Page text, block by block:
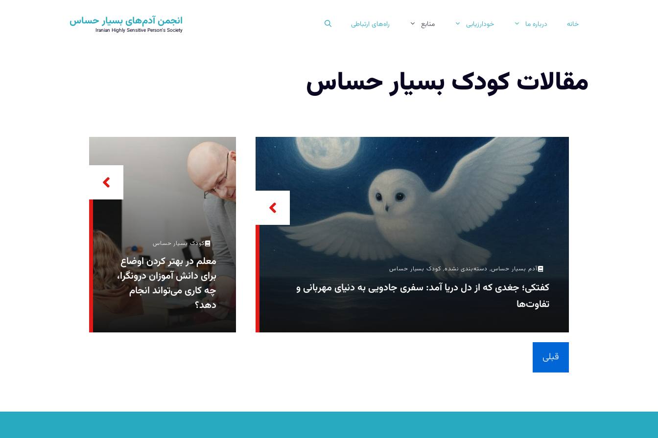
انجمن آدم‌های بسیار حساس
Iranian Highly Sensitive Person's Society
خانه درباره ما خودارزیابی منابع راه‌های ارتباطی
مقالات کودک بسیار حساس
آدم بسیار حساس, دسته‌بندی نشده, کودک بسیار حساس
کفتکی؛ جغدی که از دل دریا آمد: سفری جادویی به دنیای مهربانی و
تفاوت‌ها
کودک بسیار حساس
معلم در بهتر کردن اوضاع
برای دانش آموزان درونگرا،
چه کاری می‌تواند انجام
دهد؟
قبلی